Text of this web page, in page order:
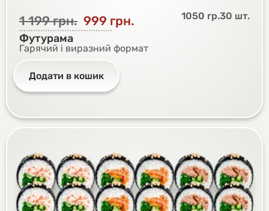
1 199грн. 999 грн. 1050 гр.30 шт.
Футурама
Гарячий і виразний формат
Додати в кошик